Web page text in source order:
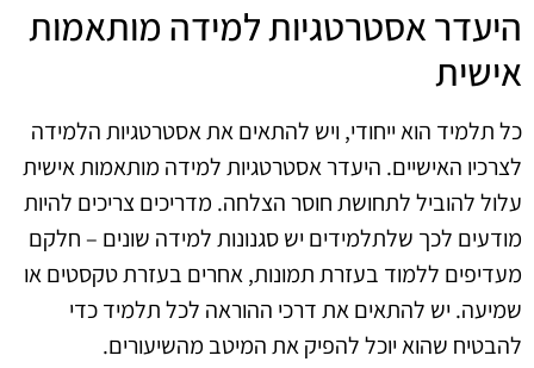
היעדר אסטרטגיות למידה מותאמות
אישית
כל תלמיד הוא ייחודי, ויש להתאים את אסטרטגיות הלמידה
לצרכיו האישיים. היעדר אסטרטגיות למידה מותאמות אישית
עלול להוביל לתחושת חוסר הצלחה. מדריכים צריכים להיות
מודעים לכך שלתלמידים יש סגנונות למידה שונים – חלקם
מעדיפים ללמוד בעזרת תמונות, אחרים בעזרת טקסטים או
שמיעה. יש להתאים את דרכי ההוראה לכל תלמיד כדי
להבטיח שהוא יוכל להפיק את המיטב מהשיעורים.